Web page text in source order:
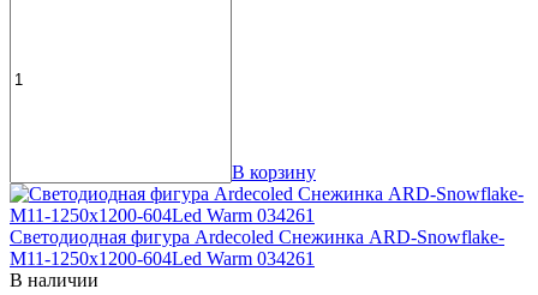
В корзину
Светодиодная фигура Ardecoled Снежинка ARD-Snowflake-
M11-1250x1200-604Led Warm 034261
В наличии